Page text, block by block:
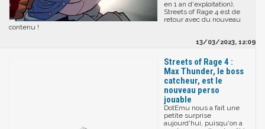
en 1 an d'exploitation),
Streets of Rage 4 est de
retour avec du nouveau
contenu !
13/03/2023, 12:09
Streets of Rage 4 :
Max Thunder, le boss
catcheur, est le
nouveau perso
jouable
DotEmu nous a fait une
petite surprise
aujourd'hui, puisqu'on a